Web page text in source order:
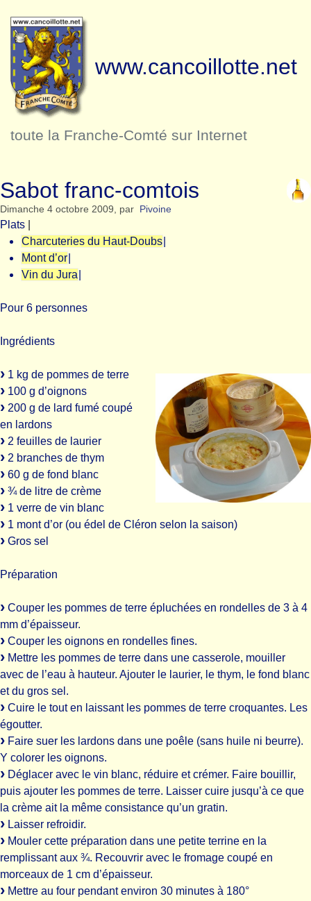
www.cancoillotte.net
toute la Franche-Comté sur Internet
Sabot franc-comtois
Dimanche 4 octobre 2009, par Pivoine
Plats
Charcuteries du Haut-Doubs
Mont d’or
Vin du Jura
Pour 6 personnes
Ingrédients
1 kg de pommes de terre
100 g d’oignons
200 g de lard fumé coupé
en lardons
2 feuilles de laurier
2 branches de thym
60 g de fond blanc
¾ de litre de crème
1 verre de vin blanc
1 mont d’or (ou édel de Cléron selon la saison)
Gros sel
Préparation
Couper les pommes de terre épluchées en rondelles de 3 à 4
mm d’épaisseur.
Couper les oignons en rondelles fines.
Mettre les pommes de terre dans une casserole, mouiller
avec de l’eau à hauteur. Ajouter le laurier, le thym, le fond blanc
et du gros sel.
Cuire le tout en laissant les pommes de terre croquantes. Les
égoutter.
Faire suer les lardons dans une poêle (sans huile ni beurre).
Y colorer les oignons.
Déglacer avec le vin blanc, réduire et crémer. Faire bouillir,
puis ajouter les pommes de terre. Laisser cuire jusqu’à ce que
la crème ait la même consistance qu’un gratin.
Laisser refroidir.
Mouler cette préparation dans une petite terrine en la
remplissant aux ¾. Recouvrir avec le fromage coupé en
morceaux de 1 cm d’épaisseur.
Mettre au four pendant environ 30 minutes à 180°